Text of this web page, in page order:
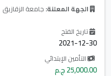
الجهة المعلنة: جامعة الزقازيق
تاريخ الفتح
2021-12-30
التأمين الإبتدائي
25,000.00 ج.م